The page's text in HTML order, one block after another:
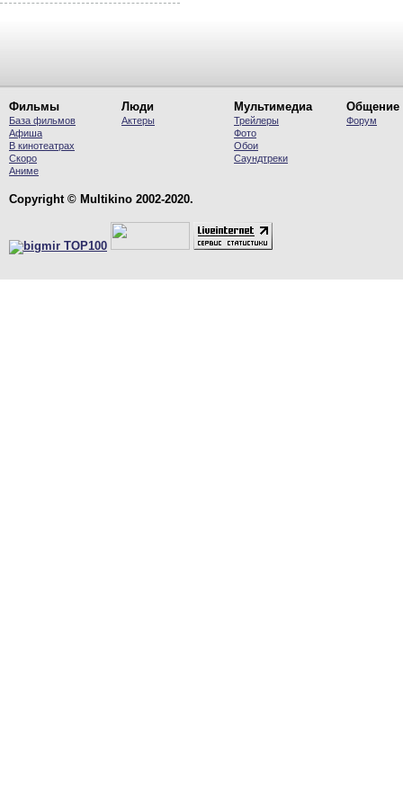
Фильмы
База фильмов
Афиша
В кинотеатрах
Скоро
Аниме
Люди
Актеры
Мультимедиа
Трейлеры
Фото
Обои
Саундтреки
Общение
Форум
Copyright © Multikino 2002-2020.